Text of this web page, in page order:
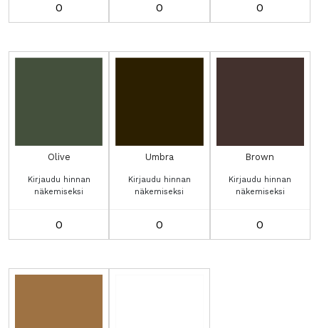
Olive
Kirjaudu hinnan
näkemiseksi
Umbra
Kirjaudu hinnan
näkemiseksi
Brown
Kirjaudu hinnan
näkemiseksi